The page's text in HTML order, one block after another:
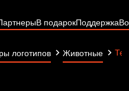
В подарокПоддержка
логотипов Животные